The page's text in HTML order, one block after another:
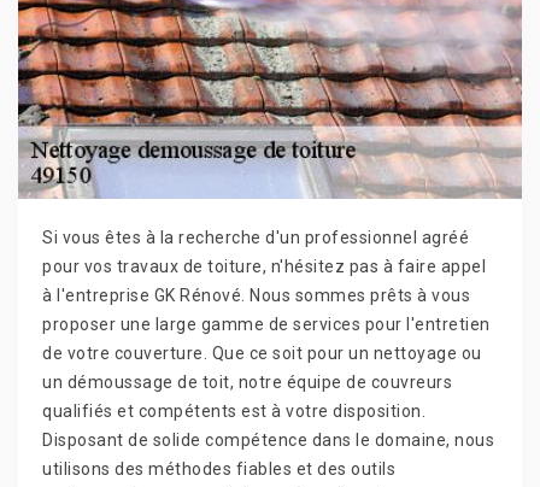
Si vous êtes à la recherche d'un professionnel agréé
pour vos travaux de toiture, n'hésitez pas à faire appel
à l'entreprise GK Rénové. Nous sommes prêts à vous
proposer une large gamme de services pour l'entretien
de votre couverture. Que ce soit pour un nettoyage ou
un démoussage de toit, notre équipe de couvreurs
qualifiés et compétents est à votre disposition.
Disposant de solide compétence dans le domaine, nous
utilisons des méthodes fiables et des outils